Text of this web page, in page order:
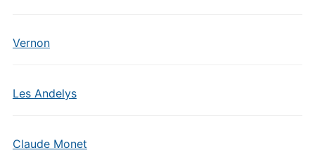
Vernon
Les Andelys
Claude Monet